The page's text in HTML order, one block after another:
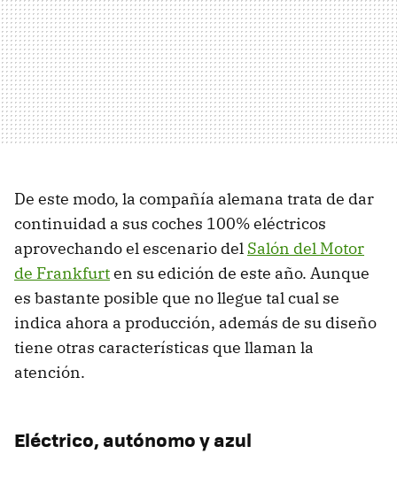
De este modo, la compañía alemana trata de dar
continuidad a sus coches 100% eléctricos
aprovechando el escenario del Salón del Motor
de Frankfurten su edición de este año. Aunque
es bastante posible que no llegue tal cual se
indica ahora a producción, además de su diseño
tiene otras características que llaman la
atención.
Eléctrico, autónomo y azul